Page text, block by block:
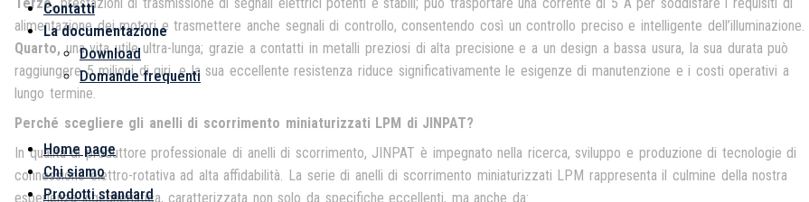
Contatti
La documentazione
Download
Domande frequenti
Home page
Chi siamo
Prodotti standard
alimentazione dei motori e trasmettere anche segnali di controllo, consentendo così un controllo preciso e intelligente dell’illuminazione.
Quarto, una vita utile ultra-lunga; grazie a contatti in metalli preziosi di alta precisione e a un design a bassa usura, la sua durata può
raggiungere 5 milioni di giri, e la sua eccellente resistenza riduce significativamente le esigenze di manutenzione e i costi operativi a
lungo termine.
Perché scegliere gli anelli di scorrimento miniaturizzati LPM di JINPAT?
In qualità di produttore professionale di anelli di scorrimento, JINPAT è impegnato nella ricerca, sviluppo e produzione di tecnologie di
connessione elettro-rotativa ad alta affidabilità. La serie di anelli di scorrimento miniaturizzati LPM rappresenta il culmine della nostra
esperienza ingegneristica, caratterizzata non solo da specifiche eccellenti, ma anche da: